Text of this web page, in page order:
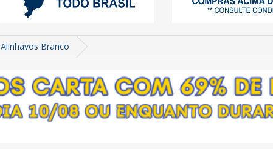
Alinhavos Branco